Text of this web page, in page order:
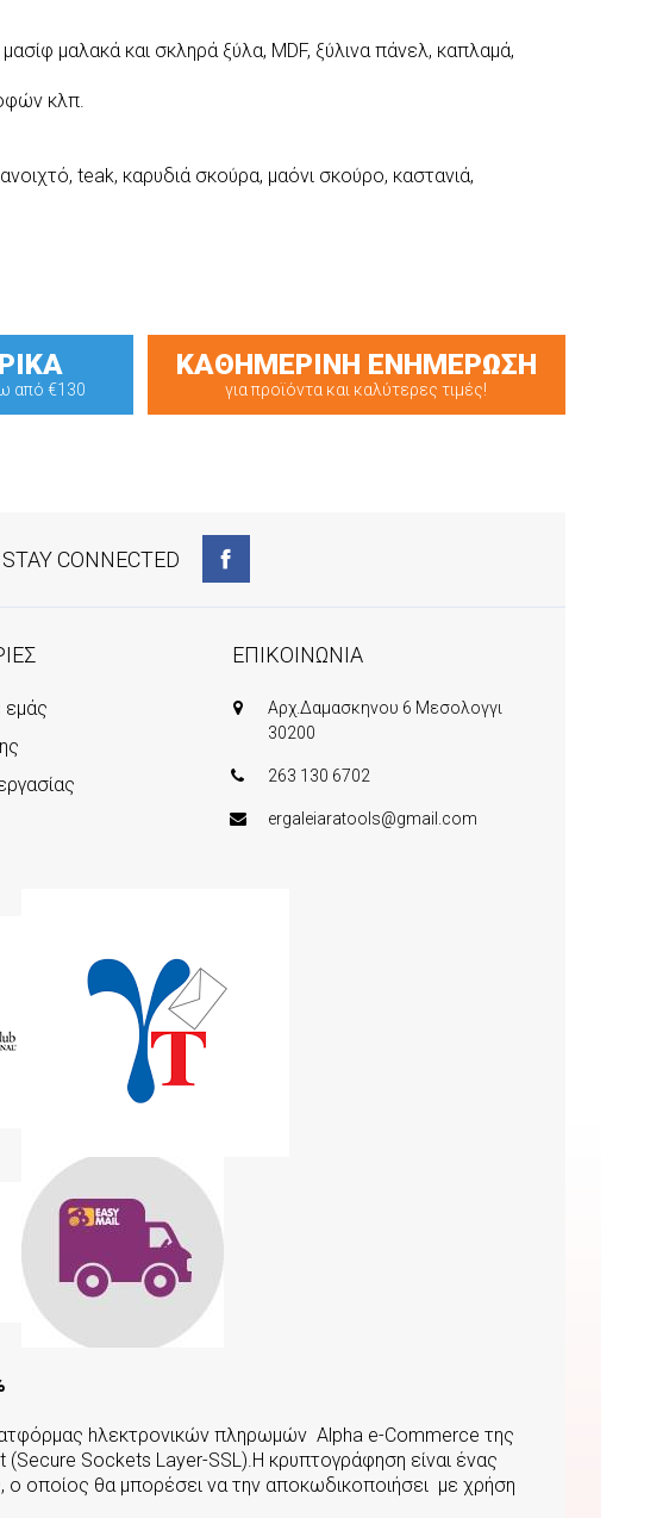
μαλακά και σκληρά ξύλα, MDF, ξύλινα πάνελ, καπλαμά,
κλπ.
teak, καρυδιά σκούρα, μαόνι σκούρο, καστανιά,
από €130
ΚΑΘΗΜΕΡΙΝΗ ΕΝΗΜΕΡΩΣΗ
για προϊόντα και καλύτερες τιμές!
STAY CONNECTED
εμάς
ΕΠΙΚΟΙΝΩΝΙΑ
Αρχ.Δαμασκηνου 6 Μεσολογγι
30200
263 130 6702
ergaleiaratools@gmail.com
hλεκτρονικών πληρωμών Αlpha e-Commerce της
Sockets Layer-SSL).Η κρυπτογράφηση είναι ένας
οποίος θα μπορέσει να την αποκωδικοποιήσει με χρήση